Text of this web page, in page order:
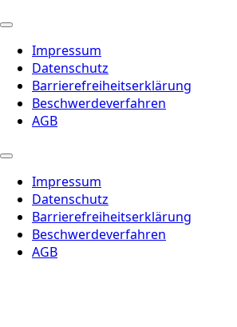
Impressum
Datenschutz
Barrierefreiheitserklärung
Beschwerdeverfahren
AGB
Impressum
Datenschutz
Barrierefreiheitserklärung
Beschwerdeverfahren
AGB